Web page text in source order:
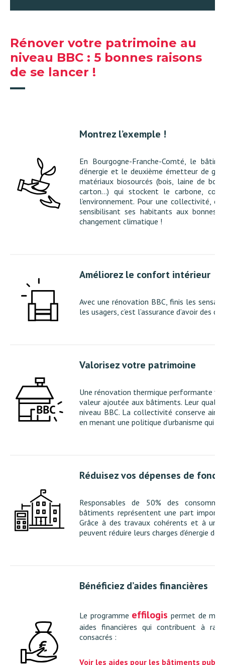
Rénover votre patrimoine au
niveau BBC : 5 bonnes raisons
de se lancer !
Montrez l’exemple !
En Bourgogne-Franche-Comté, le
d’énergie et le deuxième émetteur de
matériaux biosourcés (bois, laine de
carton…) qui stockent le carbone,
l’environnement. Pour une collectivité,
sensibilisant ses habitants aux
changement climatique !
Améliorez le confort intérieur
Avec une rénovation BBC, finis les
les usagers, c’est l’assurance d’avoir des
Valorisez votre patrimoine
Une rénovation thermique performante
valeur ajoutée aux bâtiments. Leur
niveau BBC.La collectivité conserve
en menant une politique d’urbanisme qui
Réduisez vos dépenses de
Responsables de 50% des
bâtiments représentent une part
Grâce à des travaux cohérents et à une
peuvent réduire leurs charges d’énergie de
Bénéficiez d’aides financières
Le programme effilogis permet de
aides financières qui contribuent à
consacrés :
Voir les aides pour les bâtiments